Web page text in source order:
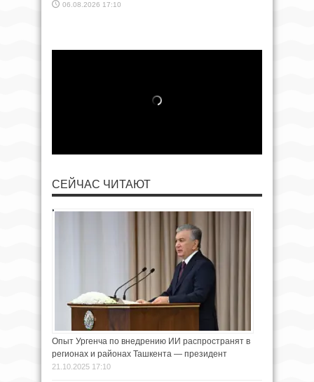
06.08.2026 17:10
СЕЙЧАС ЧИТАЮТ
Опыт Ургенча по внедрению ИИ распространят в
регионах и районах Ташкента — президент
21.10.2025 17:10